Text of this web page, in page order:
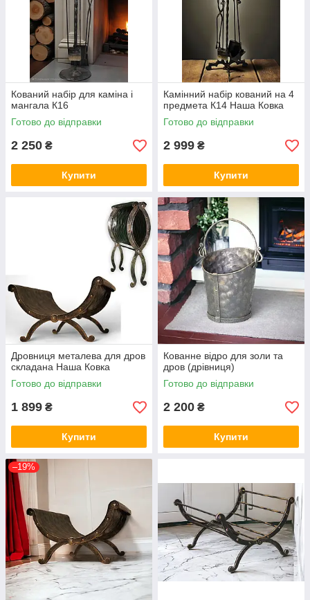
Кований набір для каміна і
мангала К16
Готово до відправки
2 250 ₴
Купити
Камінний набір кований на 4
предмета К14 Наша Ковка
Готово до відправки
2 999 ₴
Купити
Дровниця металева для дров
складана Наша Ковка
Готово до відправки
1 899 ₴
Купити
Кованне відро для золи та
дров (дрівниця)
Готово до відправки
2 200 ₴
Купити
–19%